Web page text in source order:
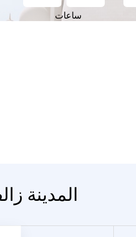
ساعات
المدينة